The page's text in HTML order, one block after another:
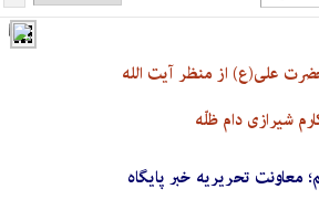
علی(ع) از منظر آیت الله
شیرازی دام ظلّه
معاونت تحریریه خبر پایگاه